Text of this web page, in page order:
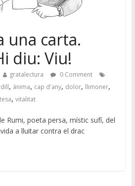
una carta.
diu: Viu!
gratalectura
0 Comment
, ànima, cap d'any, dolor, llimoner,
, vitalitat
Rumi, poeta persa, místic sufí, del
a lluitar contra el drac